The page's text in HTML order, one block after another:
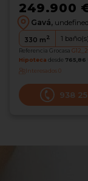
249.900
Gavá, undefined
330 m2 1 baño(s)
Referencia Grocasa
Hipoteca desde 765,86
Interesados0
938